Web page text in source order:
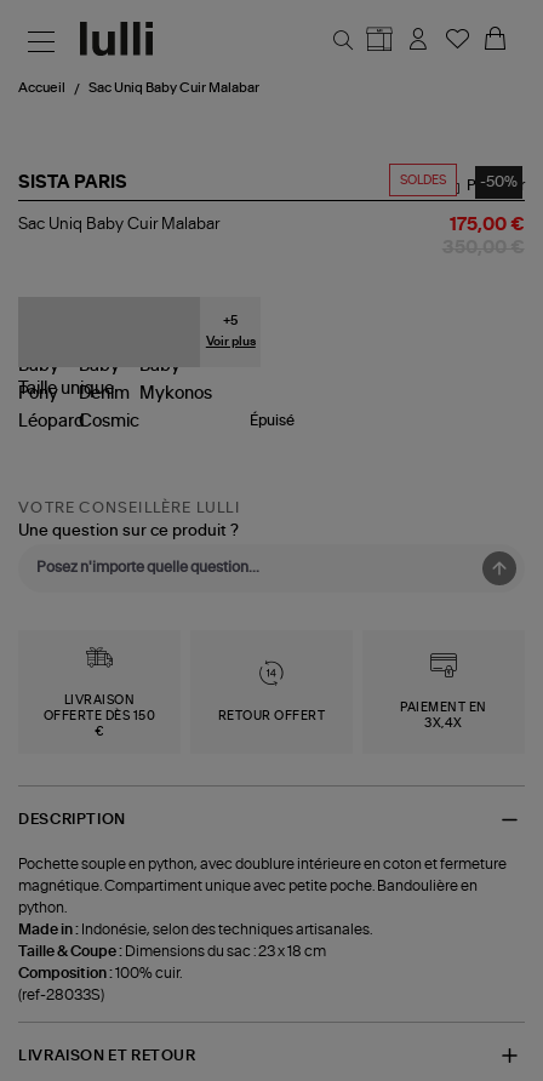
Accueil Sac Uniq Baby Cuir Malabar
SOLDES -50%
SISTA PARIS
Sac
Partager
Sac Uniq Baby Cuir Malabar 175,00 €
+5
Voir plus
Taille unique
Épuisé
VOTRE CONSEILLÈRE LULLI
Une question sur ce produit ?
LIVRAISON
OFFERTE DÈS 150
€
RETOUR OFFERT
PAIEMENT EN
3X,4X
DESCRIPTION
Pochette souple en python, avec doublure intérieure en coton et fermeture
magnétique. Compartiment unique avec petite poche. Bandoulière en
python.
Made in : Indonésie, selon des techniques artisanales.
Taille & Coupe : Dimensions du sac : 23 x 18 cm
Composition :100% cuir.
(ref-28033S)
LIVRAISON ET RETOUR